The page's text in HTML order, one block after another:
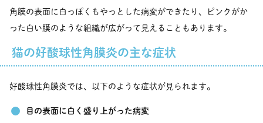
角膜の表面に白っぽくもやっとした病変ができたり、ピンクがか
った白い膜のような組織が広がって見えることもあります。
猫の好酸球性角膜炎の主な症状
好酸球性角膜炎では、以下のような症状が見られます。
目の表面に白く盛り上がった病変